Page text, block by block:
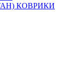
КОВРИКИ